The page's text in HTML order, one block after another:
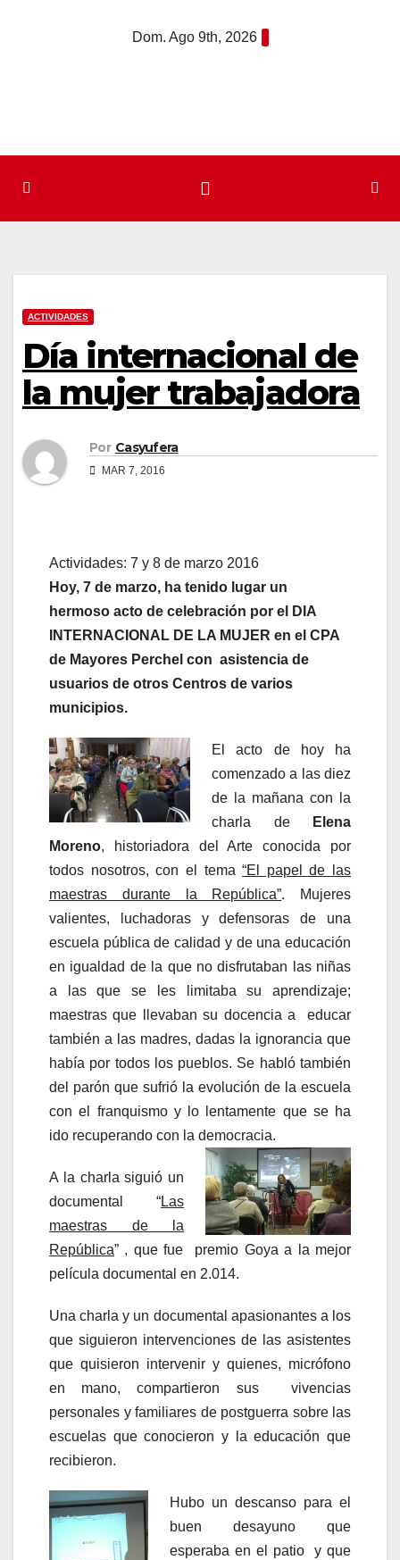
Dom. Ago 9th, 2026
ACTIVIDADES
Día internacional de
la mujer trabajadora
Por Casyufera
MAR 7, 2016
Actividades: 7 y 8 de marzo 2016
Hoy, 7 de marzo, ha tenido lugar un
hermoso acto de celebración por el DIA
INTERNACIONAL DE LA MUJER en el CPA
de Mayores Perchel con asistencia de
usuarios de otros Centros de varios
municipios.
El acto de hoy ha
comenzado a las diez
de la mañana con la
charla de
Elena
Moreno, historiadora del Arte conocida por
todos nosotros, con el tema“El papel de las
maestras durante la República”. Mujeres
valientes, luchadoras y defensoras de una
escuela pública de calidad y de una educación
en igualdad de la que no disfrutaban las niñas
a las que se les limitaba su aprendizaje;
maestras que llevaban su docencia a educar
también a las madres, dadas la ignorancia que
había por todos los pueblos. Se habló también
del parón que sufrió la evolución de la escuela
con el franquismo y lo lentamente que se ha
ido recuperando con la democracia.
A la charla siguió un
documental “Las
maestras de la
República” , que fue premio Goya a la mejor
película documental en 2.014.
Una charla y un documental apasionantes a los
que siguieron intervenciones de las asistentes
que quisieron intervenir y quienes, micrófono
en mano, compartieron sus vivencias
personales y familiares de postguerra sobre las
escuelas que conocieron y la educación que
recibieron.
Hubo un descanso para el
buen desayuno que
esperaba en el patio y que